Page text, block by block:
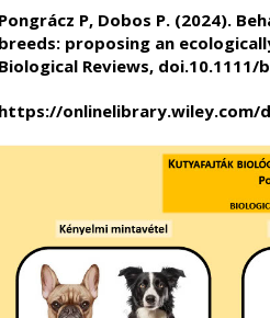
Pongrácz P, Dobos P. (2024).
breeds: proposing an
Biological Reviews, doi.10.1111/
https://onlinelibrary.wiley.com/